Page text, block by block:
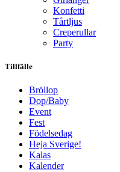
Konfetti
Tårtljus
Creperullar
Party
Tillfälle
Bröllop
Dop/Baby
Event
Fest
Födelsedag
Heja Sverige!
Kalas
Kalender